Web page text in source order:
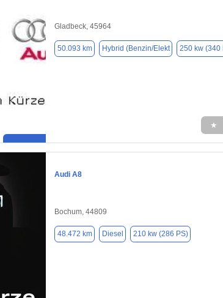
Gladbeck, 45964
50.093 km Hybrid (Benzin/Elekt 250 kw (340
★
Audi A8
Bochum, 44809
48.472 km Diesel 210 kw (286 PS)